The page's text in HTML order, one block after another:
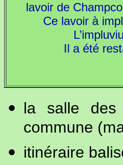
lavoir de
Ce lavoir à
Il a été
la salle des
commune
itinéraire